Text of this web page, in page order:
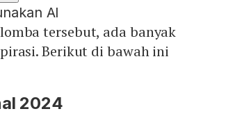
AI
tersebut, ada banyak
Berikut di bawah ini
2024